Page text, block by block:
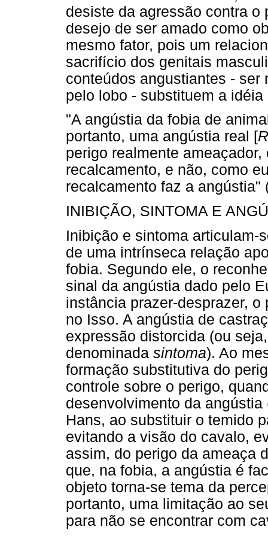
desiste da agressão contra
desejo de ser amado como
mesmo fator, pois um
sacrifício dos genitais
conteúdos angustiantes - ser
pelo lobo - substituem a
"A angústia da fobia de
portanto, uma angústia real [
perigo realmente
recalcamento, e não, como
recalcamento faz a angústia"
INIBIÇÃO, SINTOMA E
Inibição e sintoma articulam-
de uma intrínseca relação
fobia. Segundo ele, o
sinal da angústia dado pelo
instância prazer-desprazer,
no Isso. A angústia de
expressão distorcida (ou
denominada sintoma). Ao
formação substitutiva do
controle sobre o perigo,
desenvolvimento da
Hans, ao substituir o temido
evitando a visão do cavalo,
assim, do perigo da ameaça
que, na fobia, a angústia é
objeto torna-se tema da
portanto, uma limitação ao
para não se encontrar com